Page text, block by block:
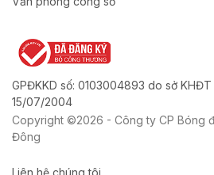
GPĐKKD số: 0103004893 do sở
15/07/2004
Copyright ©2026 - Công ty CP Bóng
Đông